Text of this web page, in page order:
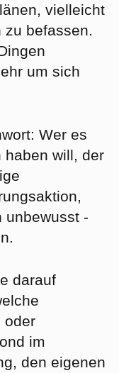
vielleicht
befassen.
um sich
Wer es
haben will, der
unbewusst -
darauf
oder
im
den eigenen